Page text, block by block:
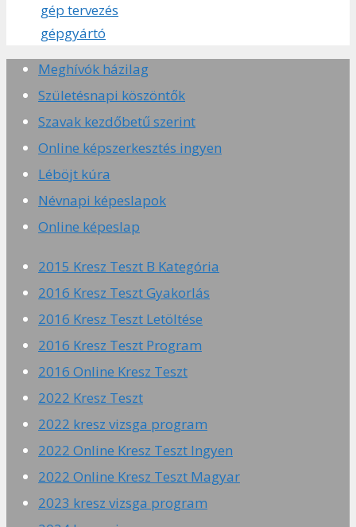
gép tervezés
gépgyártó
Meghívók házilag
Születésnapi köszöntők
Szavak kezdőbetű szerint
Online képszerkesztés ingyen
Léböjt kúra
Névnapi képeslapok
Online képeslap
2015 Kresz Teszt B Kategória
2016 Kresz Teszt Gyakorlás
2016 Kresz Teszt Letöltése
2016 Kresz Teszt Program
2016 Online Kresz Teszt
2022 Kresz Teszt
2022 kresz vizsga program
2022 Online Kresz Teszt Ingyen
2022 Online Kresz Teszt Magyar
2023 kresz vizsga program